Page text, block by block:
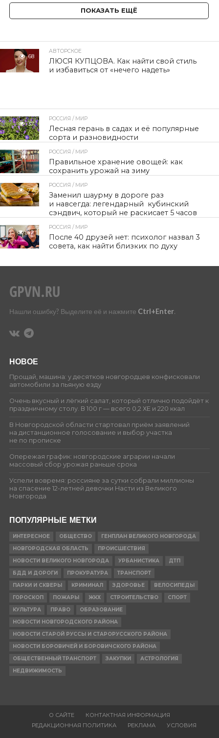
ПОКАЗАТЬ ЕЩЁ
68
АВТОРСКОЕ
ЛЮСЯ КУПЦОВА. Как найти свой стиль
и избавиться от «нечего надеть»
37
РОССИЯ / МИР
Лесная герань в садах и её популярные
сорта и разновидности
11
РОССИЯ / МИР
Правильное хранение овощей: как
сохранить урожай на зиму
77
РОССИЯ / МИР
Заменил шаурму в дороге раз
и навсегда: легендарный кубинский
сэндвич, который не раскисает 5 часов
42
РОССИЯ / МИР
После 40 друзей нет: психолог назвал 3
совета, как найти близких по духу
Нашли ошибку? Выделите её и нажмите Ctrl+Enter.
НОВОЕ
Прощай, машина: у десятков новгородцев конфисковали
автомобили за пьяную езду
Очень вкусный и лёгкий салат, который отлично подойдёт к
праздничному столу. В 100 г — всего 0,2 ХЕ и 220 ккал
В Новгородской области стартовал приём заявлений
на дистанционное голосование и выбор участка
не по прописке
Опережая график: новгородские аграрии начали
массовый сбор урожая раньше срока
Успели вовремя: россияне за сутки собрали миллионы
на спасение 12-летней девочки Насти из Великого
Новгорода
ПОПУЛЯРНЫЕ МЕТКИ
ИНТЕРЕСНОЕ ОБЩЕСТВО
ГЕНПЛАН ВЕЛИКОГО НОВГОРОДА
НОВГОРОДСКАЯ ОБЛАСТЬ
ПРОИСШЕСТВИЯ
НОВОСТИ ВЕЛИКОГО НОВГОРОДА
УРБАНИСТИКА
ДТП
БДД И ДОРОГИ
ПРОКУРАТУРА
ТРАНСПОРТ
ПАРКИ И СКВЕРЫ
КРИМИНАЛ ЗДОРОВЬЕ
ВЕЛОСИПЕДЫ
ГОРОСКОП
ПОЖАРЫ ЖКХ СТРОИТЕЛЬСТВО
СПОРТ
КУЛЬТУРА
ПРАВО
ОБРАЗОВАНИЕ
НОВОСТИ НОВГОРОДСКОГО РАЙОНА
НОВОСТИ СТАРОЙ РУССЫ И СТАРОРУССКОГО РАЙОНА
НОВОСТИ БОРОВИЧЕЙ И БОРОВИЧСКОГО РАЙОНА
ОБЩЕСТВЕННЫЙ ТРАНСПОРТ
ЗАКУПКИ
АСТРОЛОГИЯ
НЕДВИЖИМОСТЬ
О САЙТЕ
КОНТАКТНАЯ ИНФОРМАЦИЯ
РЕДАКЦИОННАЯ ПОЛИТИКА
РЕКЛАМА УСЛОВИЯ